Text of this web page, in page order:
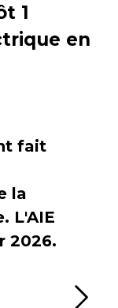
1
en
fait
la
L'AIE
2026.